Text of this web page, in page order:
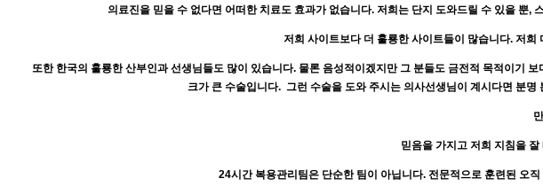
의료진을 믿을 수 없다면 어떠한 치료도 효과가 없습니다. 저희는 단지 도와드릴 수 있을 뿐
저희 사이트보다 더 훌룡한 사이트들이 많습니다. 저
또한 한국의 훌룡한 산부인과 선생님들도 많이 있습니다. 물론 음성적이겠지만 그 분들도 금전적 목적이기
크가 큰 수술입니다. 그런 수술을 도와 주시는 의사선생님이 계시다면 분
믿음을 가지고 저희 지침을
24시간 복용관리팀은 단순한 팀이 아닙니다. 전문적으로 훈련된 오